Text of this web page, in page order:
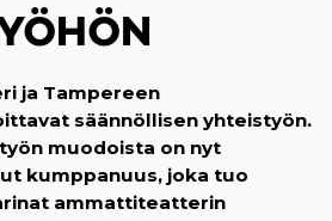
ja Tampereen
säännöllisen yhteistyön.
muodoista on nyt
kumppanuus, joka tuo
ammattiteatterin